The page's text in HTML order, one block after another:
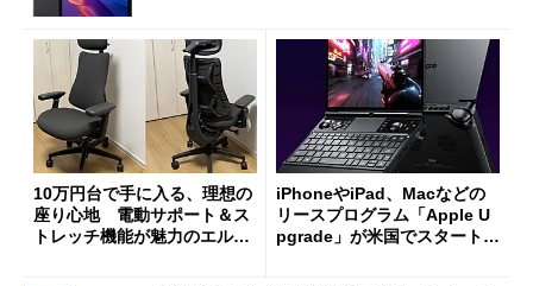
10万円台で手に入る、理想の
座り心地 電動サポート＆ス
トレッチ機能が魅力のエルゴ
iPhoneやiPad、Macなどの
リースプログラム「Apple U
pgrade」が米国でスタート／